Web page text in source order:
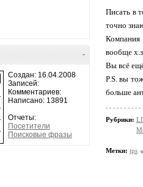
-
Создан: 16.04.2008
Записей:
Комментариев:
Написано: 13891
Отчеты:
Посетители
Поисковые фразы
Писать в
точно
вообще
Вы всё
P.S. вы
больше
Рубрики:
Метки: tps